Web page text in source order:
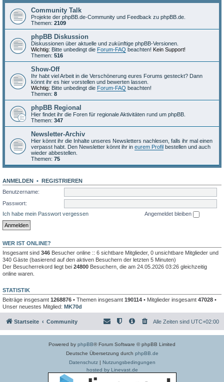
Community Talk
Projekte der phpBB.de-Community und Feedback zu phpBB.de.
Themen: 2109
phpBB Diskussion
Diskussionen über aktuelle und zukünftige phpBB-Versionen.
Wichtig: Bitte unbedingt die Forum-FAQ beachten! Kein Support!
Themen: 516
Show-Off
Ihr habt viel Arbeit in die Verschönerung eures Forums gesteckt? Dann
könnt ihr es hier vorstellen und bewerten lassen.
Wichtig: Bitte unbedingt die Forum-FAQ beachten!
Themen: 8
phpBB Regional
Hier findet ihr die Foren für regionale Aktivitäten rund um phpBB.
Themen: 347
Newsletter-Archiv
Hier könnt ihr die Inhalte unseres Newsletters nachlesen, falls ihr mal einen
verpasst habt. Den Newsletter könnt ihr in eurem Profil bestellen und auch
wieder abbestellen.
Themen: 75
ANMELDEN • REGISTRIEREN
Benutzername:
Passwort:
Ich habe mein Passwort vergessen
Angemeldet bleiben
WER IST ONLINE?
Insgesamt sind 346 Besucher online :: 6 sichtbare Mitglieder, 0 unsichtbare Mitglieder und
340 Gäste (basierend auf den aktiven Besuchern der letzten 5 Minuten)
Der Besucherrekord liegt bei 24800 Besuchern, die am 24.05.2026 03:26 gleichzeitig
online waren.
STATISTIK
Beiträge insgesamt 1268876 • Themen insgesamt 190114 • Mitglieder insgesamt 47028 •
Unser neuestes Mitglied: MK70d
Startseite Community Alle Zeiten sind UTC+02:00
Powered by phpBB® Forum Software © phpBB Limited
Deutsche Übersetzung durch phpBB.de
Datenschutz| Nutzungsbedingungen
hosted by Linevast.de